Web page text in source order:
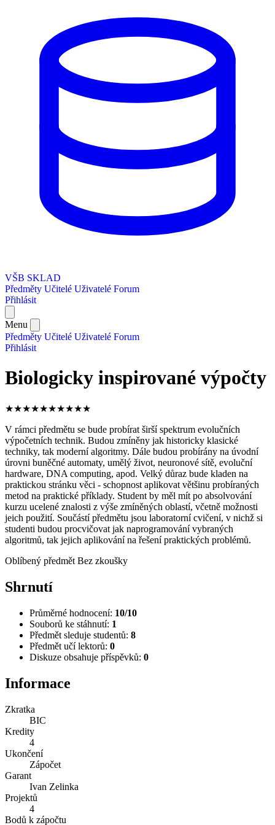
VŠB SKLAD
Předměty Učitelé Uživatelé Forum
Přihlásit
Menu
Předměty Učitelé Uživatelé Forum
Přihlásit
Biologicky inspirované výpočty
★★★★★★★★★★
V rámci předmětu se bude probírat širší spektrum evolučních
výpočetních technik. Budou zmíněny jak historicky klasické
techniky, tak moderní algoritmy. Dále budou probírány na úvodní
úrovni buněčné automaty, umělý život, neuronové sítě, evoluční
hardware, DNA computing, apod. Velký důraz bude kladen na
praktickou stránku věci - schopnost aplikovat většinu probíraných
metod na praktické příklady. Student by měl mít po absolvování
kurzu ucelené znalosti z výše zmíněných oblastí, včetně možnosti
jeich použití. Součástí předmětu jsou laboratorní cvičení, v nichž si
studenti budou procvičovat jak naprogramování vybraných
algoritmů, tak jejich aplikování na řešení praktických problémů.
Oblíbený předmět Bez zkoušky
Shrnutí
Průměrné hodnocení: 10/10
Souborů ke stáhnutí: 1
Předmět sleduje studentů: 8
Předmět učí lektorů: 0
Diskuze obsahuje příspěvků: 0
Informace
Zkratka
BIC
Kredity
4
Ukončení
Zápočet
Garant
Ivan Zelinka
Projektů
4
Bodů k zápočtu